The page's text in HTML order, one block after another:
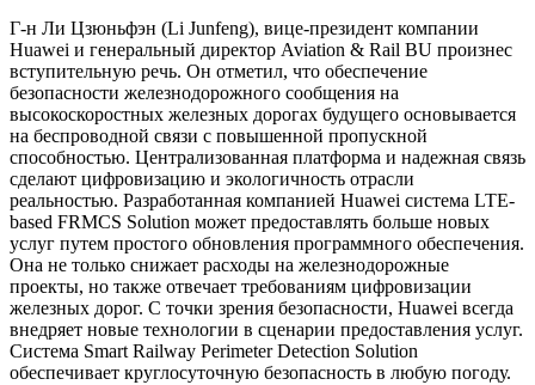
Г-н Ли Цзюньфэн (Li Junfeng), вице-президент компании
Huawei и генеральный директор Aviation & Rail BU произнес
вступительную речь. Он отметил, что обеспечение
безопасности железнодорожного сообщения на
высокоскоростных железных дорогах будущего основывается
на беспроводной связи с повышенной пропускной
способностью. Централизованная платформа и надежная связь
сделают цифровизацию и экологичность отрасли
реальностью. Разработанная компанией Huawei система LTE-
based FRMCS Solution может предоставлять больше новых
услуг путем простого обновления программного обеспечения.
Она не только снижает расходы на железнодорожные
проекты, но также отвечает требованиям цифровизации
железных дорог. С точки зрения безопасности, Huawei всегда
внедряет новые технологии в сценарии предоставления услуг.
Система Smart Railway Perimeter Detection Solution
обеспечивает круглосуточную безопасность в любую погоду.